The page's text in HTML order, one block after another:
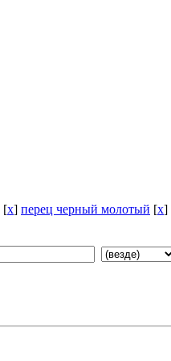
[x] перец черный молотый [x]